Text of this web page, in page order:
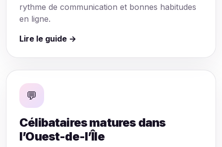
rythme de communication et bonnes habitudes
en ligne.
Lire le guide →
💬
Célibataires matures dans
l’Ouest-de-l’Île